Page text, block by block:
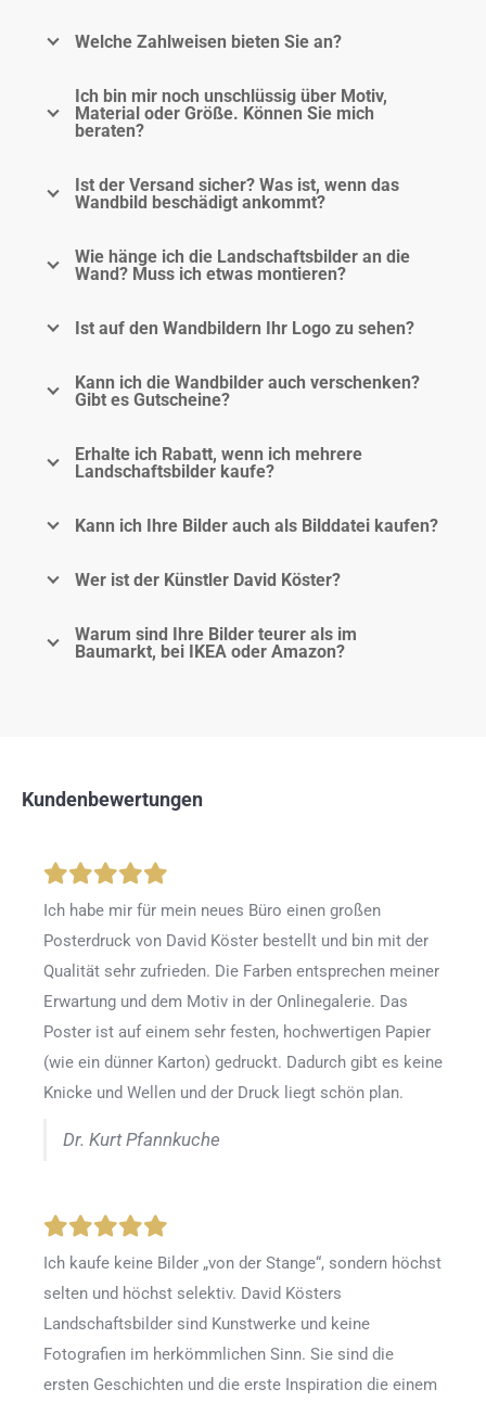
Welche Zahlweisen bieten Sie an?
Ich bin mir noch unschlüssig über Motiv,
Material oder Größe. Können Sie mich
beraten?
Ist der Versand sicher? Was ist, wenn das
Wandbild beschädigt ankommt?
Wie hänge ich die Landschaftsbilder an die
Wand? Muss ich etwas montieren?
Ist auf den Wandbildern Ihr Logo zu sehen?
Kann ich die Wandbilder auch verschenken?
Gibt es Gutscheine?
Erhalte ich Rabatt, wenn ich mehrere
Landschaftsbilder kaufe?
Kann ich Ihre Bilder auch als Bilddatei kaufen?
Wer ist der Künstler David Köster?
Warum sind Ihre Bilder teurer als im
Baumarkt, bei IKEA oder Amazon?
Kundenbewertungen
Ich habe mir für mein neues Büro einen großen
Posterdruck von David Köster bestellt und bin mit der
Qualität sehr zufrieden. Die Farben entsprechen meiner
Erwartung und dem Motiv in der Onlinegalerie. Das
Poster ist auf einem sehr festen, hochwertigen Papier
(wie ein dünner Karton) gedruckt. Dadurch gibt es keine
Knicke und Wellen und der Druck liegt schön plan.
Dr. Kurt Pfannkuche
Ich kaufe keine Bilder „von der Stange“, sondern höchst
selten und höchst selektiv. David Kösters
Landschaftsbilder sind Kunstwerke und keine
Fotografien im herkömmlichen Sinn. Sie sind die
ersten Geschichten und die erste Inspiration die einem